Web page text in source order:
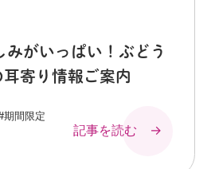
みがいっぱい！ぶどう
寄り情報ご案内
期間限定
記事を読む →